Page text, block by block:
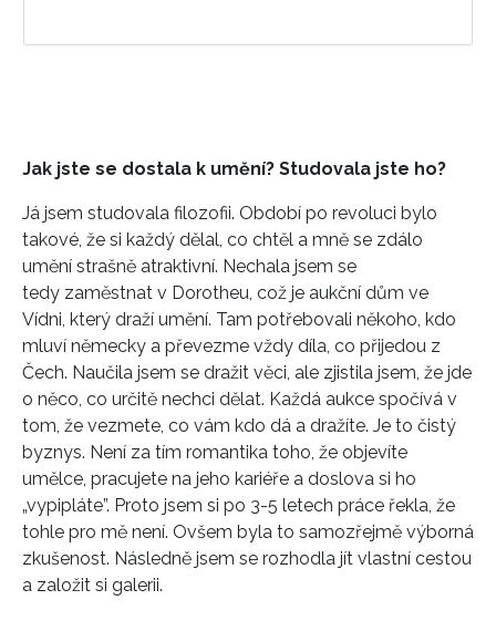
Jak jste se dostala k umění? Studovala jste ho?
Já jsem studovala filozofii. Období po revoluci bylo
takové, že si každý dělal, co chtěl a mně se zdálo
umění strašně atraktivní. Nechala jsem se
tedy zaměstnat v Dorotheu, což je aukční dům ve
Vídni, který draží umění. Tam potřebovali někoho, kdo
mluví německy a převezme vždy díla, co přijedou z
Čech. Naučila jsem se dražit věci, ale zjistila jsem, že jde
o něco, co určitě nechci dělat. Každá aukce spočívá v
tom, že vezmete, co vám kdo dá a dražíte. Je to čistý
byznys. Není za tím romantika toho, že objevíte
umělce, pracujete na jeho kariéře a doslova si ho
„vypipláte”. Proto jsem si po 3-5 letech práce řekla, že
tohle pro mě není. Ovšem byla to samozřejmě výborná
zkušenost. Následně jsem se rozhodla jít vlastní cestou
a založit si galerii.